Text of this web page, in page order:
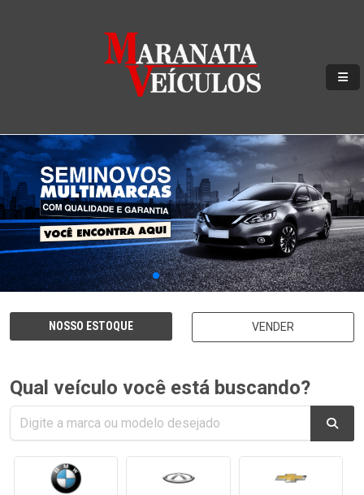
NOSSO ESTOQUE VENDER
Qual veículo você está buscando?